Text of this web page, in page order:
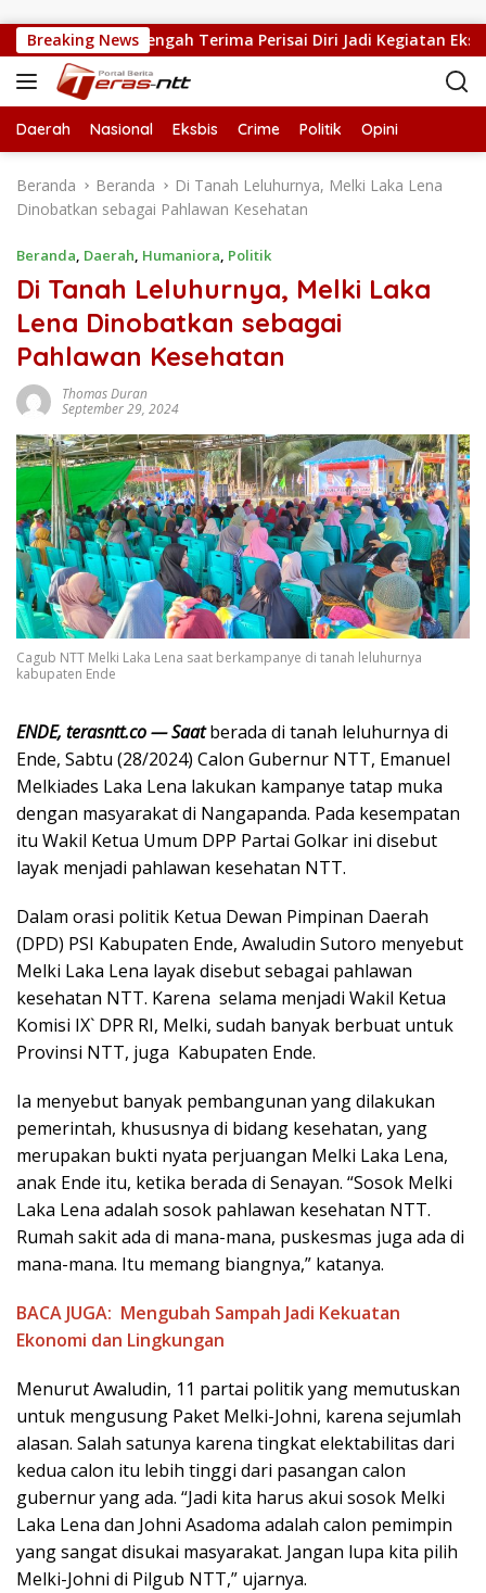
Breaking News
5 Kupang Tengah Terima Perisai Diri Jadi Kegiatan
Daerah Nasional Eksbis Crime Politik Opini
Beranda Beranda
Di Tanah Leluhurnya, Melki Laka Lena
Dinobatkan sebagai Pahlawan Kesehatan
Beranda, Daerah, Humaniora, Politik
Di Tanah Leluhurnya, Melki Laka
Lena Dinobatkan sebagai
Pahlawan Kesehatan
Thomas Duran
September 29, 2024
Cagub NTT Melki Laka Lena saat berkampanye di tanah leluhurnya
kabupaten Ende
ENDE, terasntt.co — Saatberada di tanah leluhurnya di
Ende, Sabtu (28/2024) Calon Gubernur NTT, Emanuel
Melkiades Laka Lena lakukan kampanye tatap muka
dengan masyarakat di Nangapanda. Pada kesempatan
itu Wakil Ketua Umum DPP Partai Golkar ini disebut
layak menjadi pahlawan kesehatan NTT.
Dalam orasi politik Ketua Dewan Pimpinan Daerah
(DPD) PSI Kabupaten Ende, Awaludin Sutoro menyebut
Melki Laka Lena layak disebut sebagai pahlawan
kesehatan NTT. Karena selama menjadi Wakil Ketua
Komisi IX` DPR RI, Melki, sudah banyak berbuat untuk
Provinsi NTT, juga Kabupaten Ende.
Ia menyebut banyak pembangunan yang dilakukan
pemerintah, khususnya di bidang kesehatan, yang
merupakan bukti nyata perjuangan Melki Laka Lena,
anak Ende itu, ketika berada di Senayan. “Sosok Melki
Laka Lena adalah sosok pahlawan kesehatan NTT.
Rumah sakit ada di mana-mana, puskesmas juga ada di
mana-mana. Itu memang biangnya,” katanya.
BACA JUGA: Mengubah Sampah Jadi Kekuatan
Ekonomi dan Lingkungan
Menurut Awaludin, 11 partai politik yang memutuskan
untuk mengusung Paket Melki-Johni, karena sejumlah
alasan. Salah satunya karena tingkat elektabilitas dari
kedua calon itu lebih tinggi dari pasangan calon
gubernur yang ada. “Jadi kita harus akui sosok Melki
Laka Lena dan Johni Asadoma adalah calon pemimpin
yang sangat disukai masyarakat. Jangan lupa kita pilih
Melki-Johni di Pilgub NTT,” ujarnya.